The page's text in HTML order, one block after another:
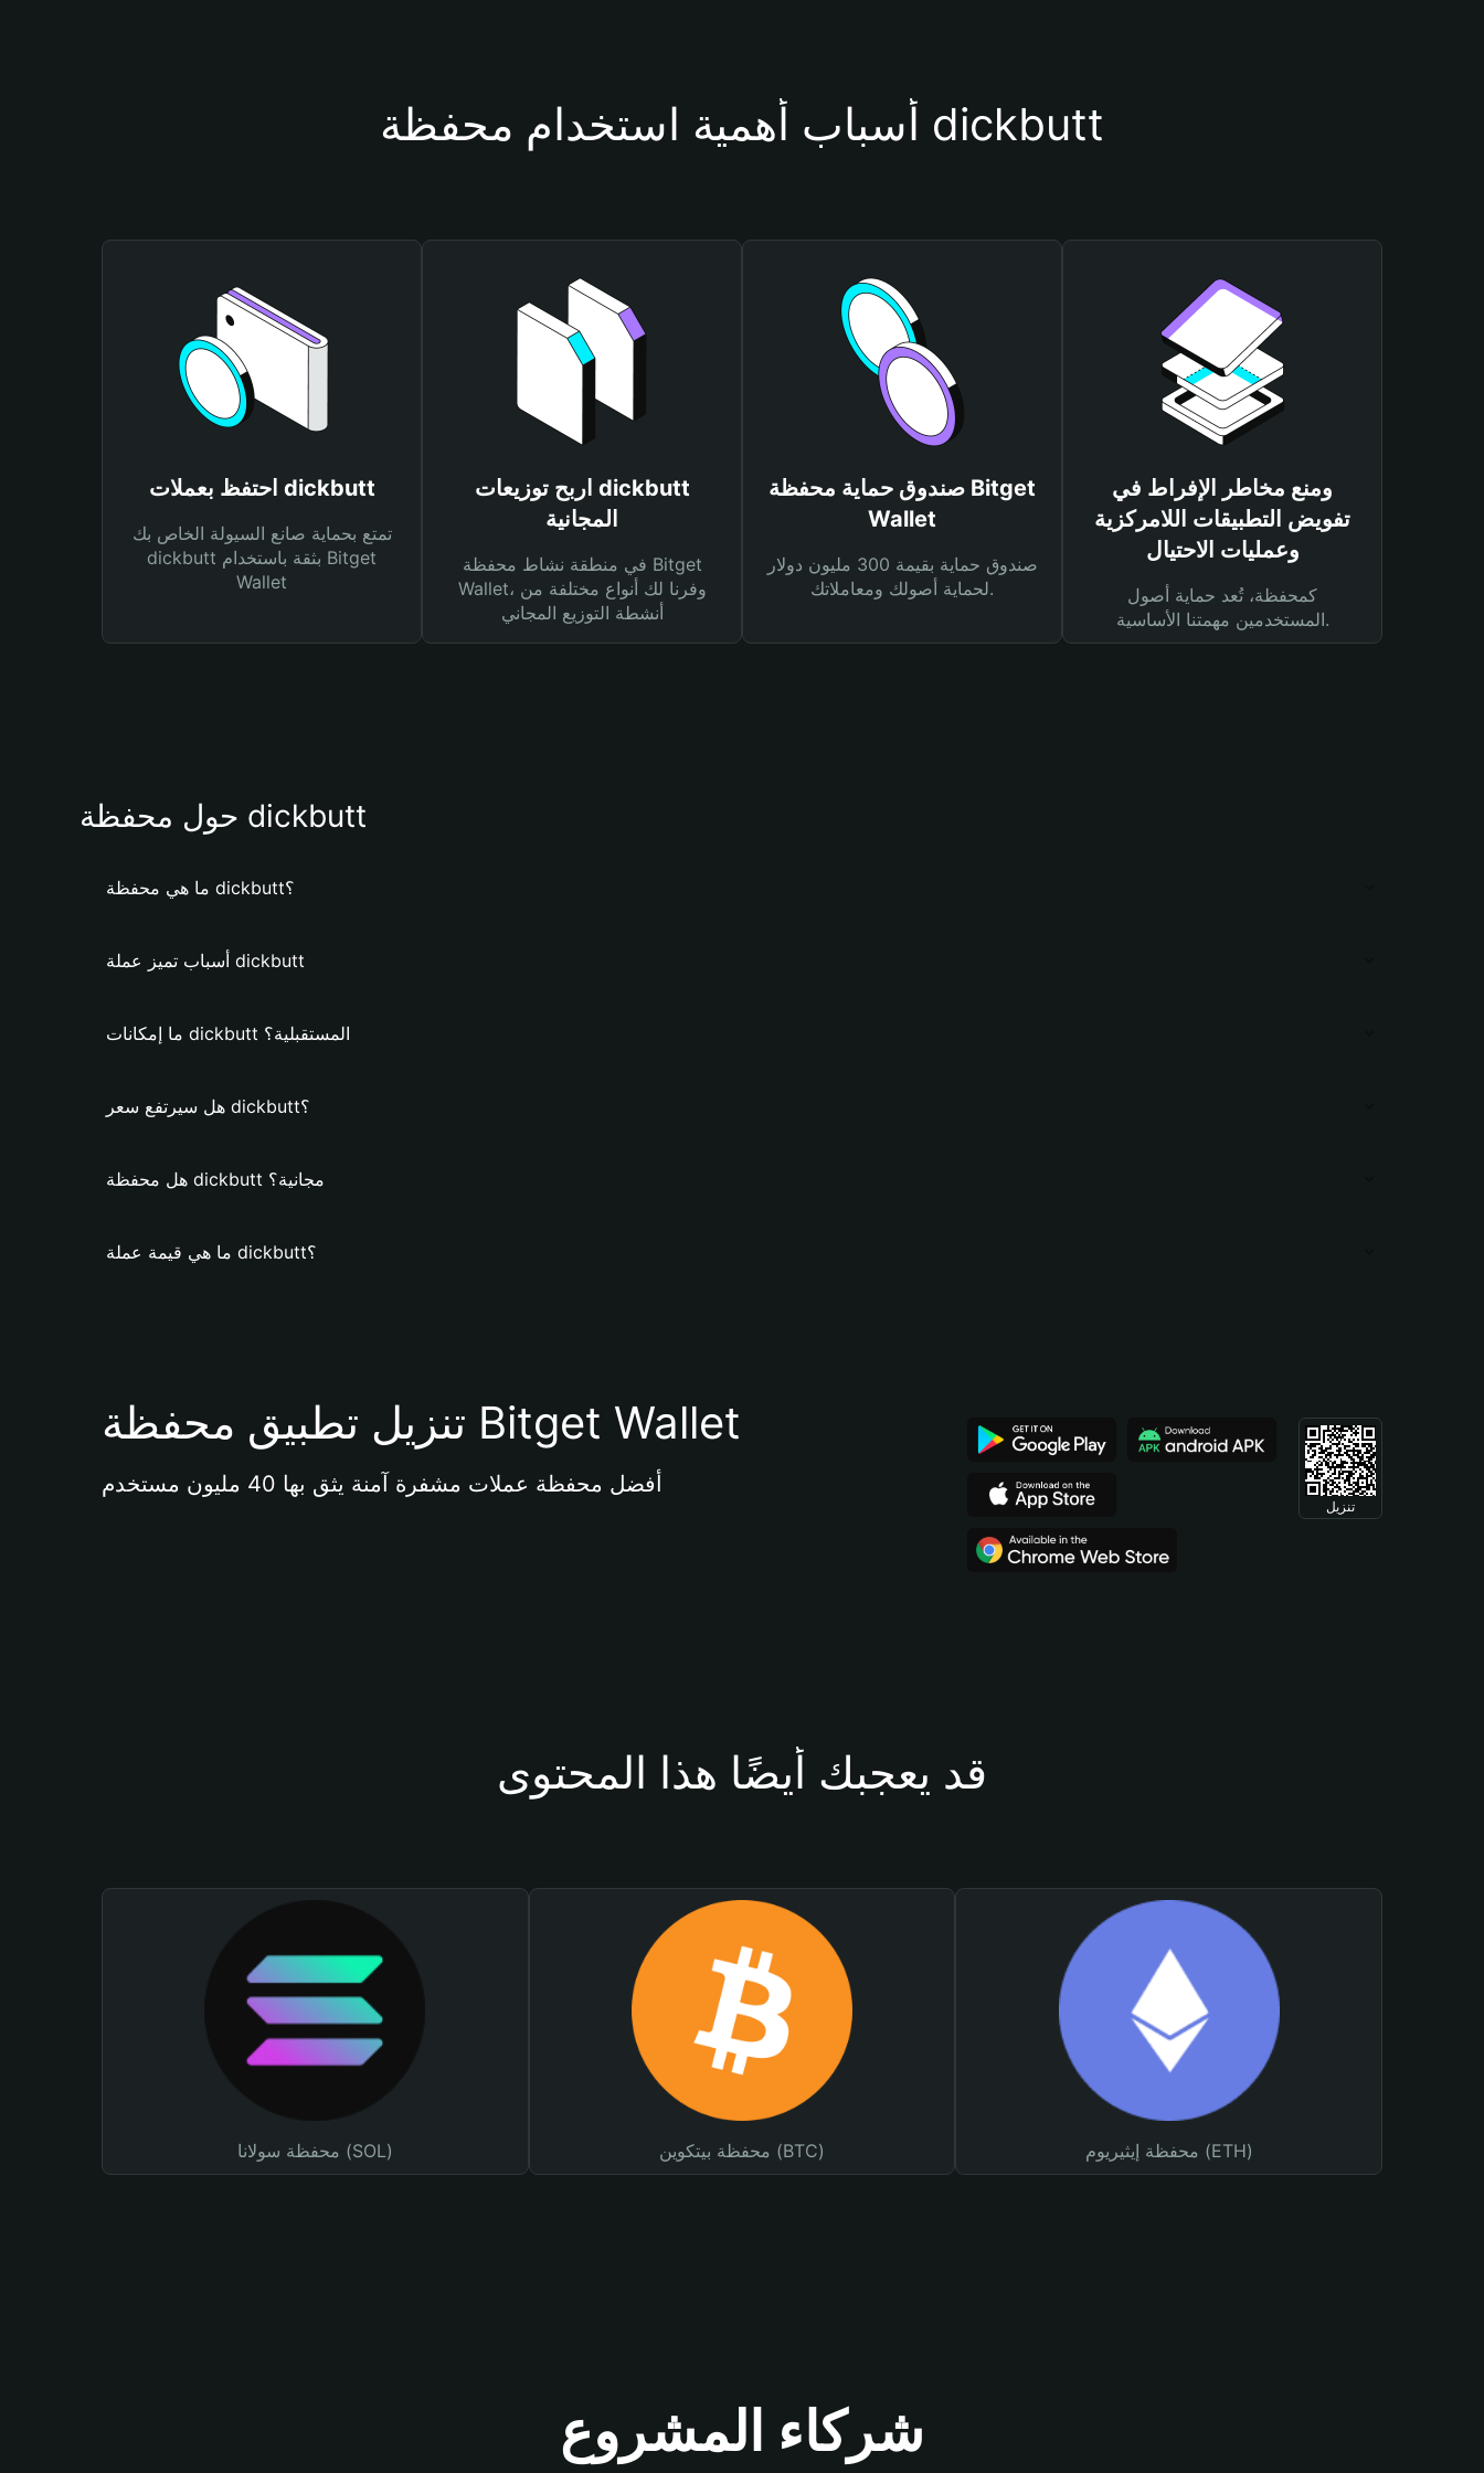
أسباب أهمية استخدام محفظة dickbutt
احتفظ بعملات dickbutt
تمتع بحماية صانع السيولة الخاص بك
dickbutt بثقة باستخدام Bitget
Wallet
اربح توزيعات dickbutt
المجانية
في منطقة نشاط محفظة Bitget
Wallet، وفرنا لك أنواع مختلفة من
أنشطة التوزيع المجاني
صندوق حماية محفظة Bitget
Wallet
صندوق حماية بقيمة 300 مليون دولار
لحماية أصولك ومعاملاتك.
ومنع مخاطر الإفراط في
تفويض التطبيقات اللامركزية
وعمليات الاحتيال
كمحفظة، تُعد حماية أصول
المستخدمين مهمتنا الأساسية.
حول محفظة dickbutt
ما هي محفظة dickbutt؟
أسباب تميز عملة dickbutt
ما إمكانات dickbutt المستقبلية؟
هل سيرتفع سعر dickbutt؟
هل محفظة dickbutt مجانية؟
ما هي قيمة عملة dickbutt؟
تنزيل تطبيق محفظة Bitget Wallet
أفضل محفظة عملات مشفرة آمنة يثق بها 40 مليون مستخدم
تنزيل
قد يعجبك أيضًا هذا المحتوى
محفظة سولانا (SOL) محفظة بيتكوين (BTC) محفظة إيثيريوم (ETH)
شركاء المشروع